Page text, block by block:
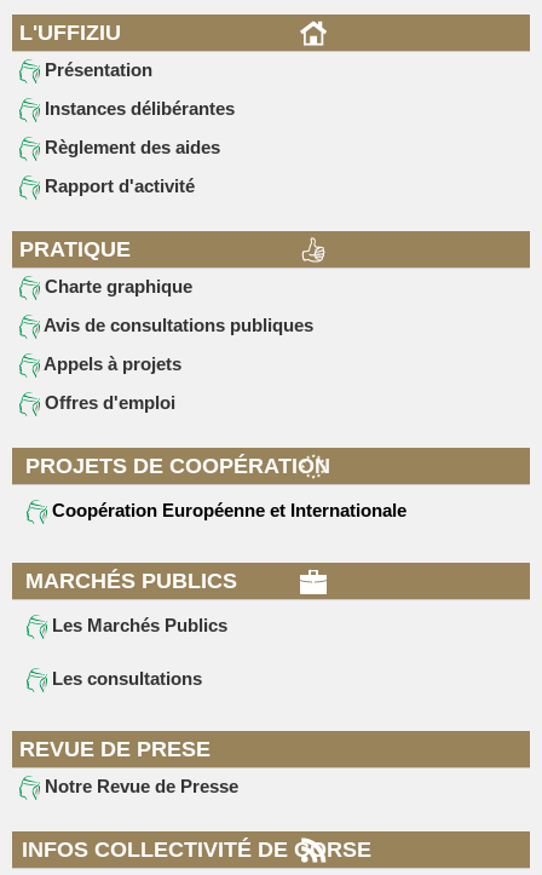
L'UFFIZIU
Présentation
Instances délibérantes
Règlement des aides
Rapport d'activité
PRATIQUE
Charte graphique
Avis de consultations publiques
Appels à projets
Offres d'emploi
PROJETS DE COOPÉRATION
Coopération Européenne et Internationale
MARCHÉS PUBLICS
Les Marchés Publics
Les consultations
REVUE DE PRESE
Notre Revue de Presse
INFOS COLLECTIVITÉ DE CORSE